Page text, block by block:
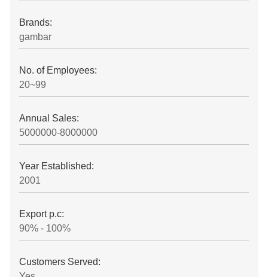
Brands:
gambar
No. of Employees:
20~99
Annual Sales:
5000000-8000000
Year Established:
2001
Export p.c:
90% - 100%
Customers Served: